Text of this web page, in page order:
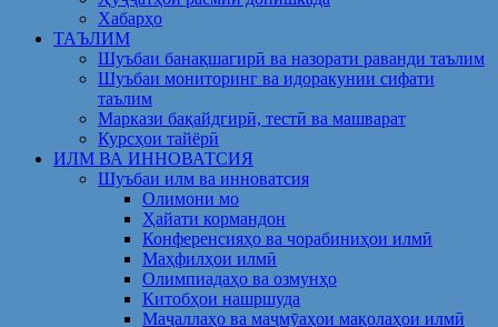
Хабарҳо
ТАЪЛИМ
Шуъбаи банақшагирӣ ва назорати раванди таълим
Шуъбаи мониторинг ва идоракунии сифати
таълим
Маркази бақайдгирӣ, тестӣ ва машварат
Курсҳои тайёрӣ
ИЛМ ВА ИННОВАТСИЯ
Шуъбаи илм ва инноватсия
Олимони мо
Ҳайати кормандон
Конференсияҳо ва чорабиниҳои илмӣ
Маҳфилҳои илмӣ
Олимпиадаҳо ва озмунҳо
Китобҳои нашршуда
Маҷаллаҳо ва маҷмӯаҳои мақолаҳои илмӣ